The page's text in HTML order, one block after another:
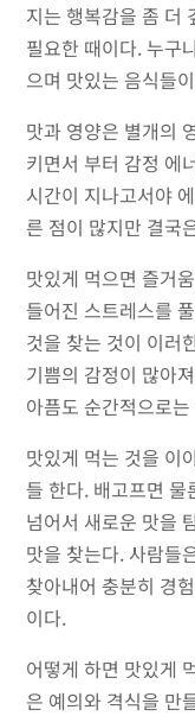
지는 행복감을 좀 더
필요한 때이다. 누구
으며 맛있는 음식들
맛과 영양은 별개의
키면서 부터 감정 에
시간이 지나고서야
른 점이 많지만 결국
맛있게 먹으면 즐거
들어진 스트레스를
것을 찾는 것이 이러
기쁨의 감정이 많아
아픔도 순간적으로
맛있게 먹는 것을 이
들 한다. 배고프면
넘어서 새로운 맛을
맛을 찾는다. 사람들
찾아내어 충분히 경
이다.
어떻게 하면 맛있게
은 예의와 격식을 만